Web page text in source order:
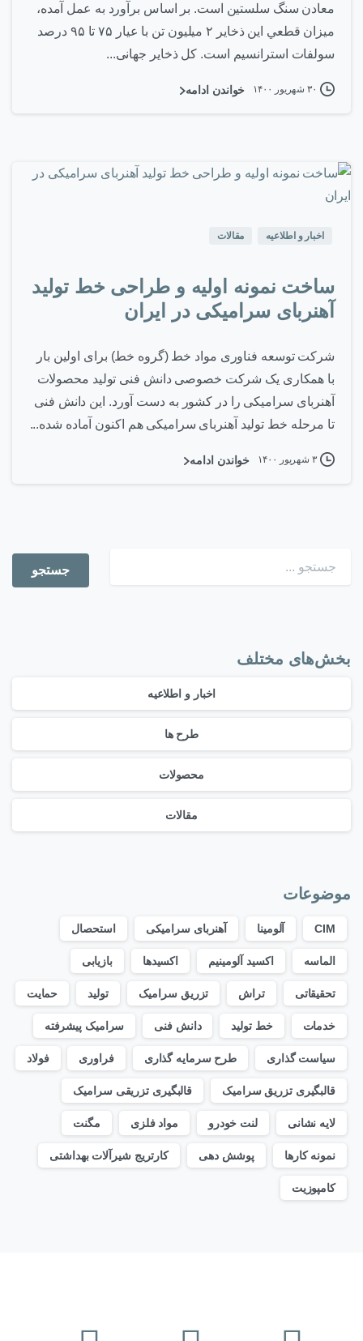
معادن سنگ سلستين است. بر اساس برآورد به عمل آمده،
ميزان قطعي اين ذخاير ۲ ميليون تن با عيار ۷۵ تا ۹۵ درصد
سولفات استرانسيم است. کل ذخایر جهانی...
۳۰ شهریور ۱۴۰۰ خواندن ادامه
۷ -
اخبار و اطلاعیه مقالات
ساخت نمونه اولیه و طراحی خط تولید
آهنربای سرامیکی در ایران
شرکت توسعه فناوری مواد خط (گروه خط) برای اولین بار
با همکاری یک شرکت خصوصی دانش فنی تولید محصولات
آهنربای سرامیکی را در کشور به دست آورد. این دانش فنی
تا مرحله خط تولید آهنربای سرامیکی هم اکنون آماده شده...
۳ شهریور ۱۴۰۰ خواندن ادامه
بخش‌های مختلف
اخبار و اطلاعیه
طرح ها
محصولات
مقالات
موضوعات
CIM آلومینا آهنربای سرامیکی استحصال
الماسه اکسید آلومینیم اکسیدها بازیابی
تحقیقاتی تراش تزریق سرامیک تولید حمایت
خدمات خط تولید دانش فنی سرامیک پیشرفته
سیاست گذاری طرح سرمایه گذاری فراوری فولاد
قالبگیری تزریق سرامیک قالبگیری تزریقی سرامیک
لایه نشانی لنت خودرو مواد فلزی مگنت
نمونه کارها پوشش دهی کارتریج شیرآلات بهداشتی
کامپوزیت